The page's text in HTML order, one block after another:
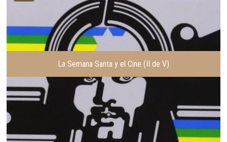
La Semana Santa y el Cine (II de V)